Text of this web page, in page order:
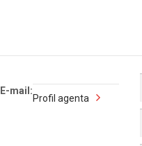
E-mail:
Profil agenta